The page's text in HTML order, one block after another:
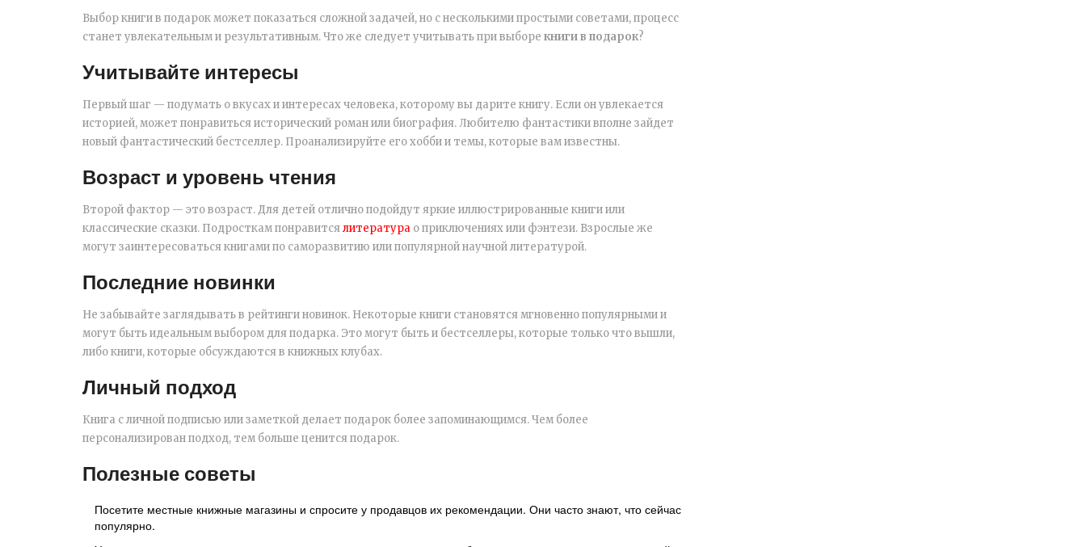
Выбор книги в подарок может показаться сложной задачей, но с несколькими простыми советами, процесс
станет увлекательным и результативным. Что же следует учитывать при выборе книги в подарок?
Учитывайте интересы
Первый шаг — подумать о вкусах и интересах человека, которому вы дарите книгу. Если он увлекается
историей, может понравиться исторический роман или биография. Любителю фантастики вполне зайдет
новый фантастический бестселлер. Проанализируйте его хобби и темы, которые вам известны.
Возраст и уровень чтения
Второй фактор — это возраст. Для детей отлично подойдут яркие иллюстрированные книги или
классические сказки. Подросткам понравитсялитература о приключениях или фэнтези. Взрослые же
могут заинтересоваться книгами по саморазвитию или популярной научной литературой.
Последние новинки
Не забывайте заглядывать в рейтинги новинок. Некоторые книги становятся мгновенно популярными и
могут быть идеальным выбором для подарка. Это могут быть и бестселлеры, которые только что вышли,
либо книги, которые обсуждаются в книжных клубах.
Личный подход
Книга с личной подписью или заметкой делает подарок более запоминающимся. Чем более
персонализирован подход, тем больше ценится подарок.
Полезные советы
Посетите местные книжные магазины и спросите у продавцов их рекомендации. Они часто знают, что сейчас
популярно.